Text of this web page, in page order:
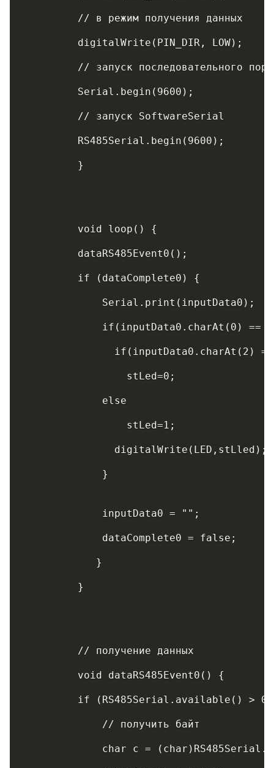
	 // в режим получения данных
	 digitalWrite(PIN_DIR, LOW);
// запуск последовательного
	 Serial.begin(9600);
	 // запуск SoftwareSerial
	 RS485Serial.begin(9600);
	 }
	 void loop() {
	 if (dataComplete0) {
	     Serial.print(inputData0);
if(inputData0.charAt(0) ==
if(inputData0.charAt(2)
	         stLed=0;
	     else
	         stLed=1;
	       digitalWrite(LED,stLled);
	     }
	     inputData0 = "";
	     dataComplete0 = false;
	    }
	 }
	 // получение данных
	 void dataRS485Event0() {
if (RS485Serial.available() >
	     // получить байт
char c =